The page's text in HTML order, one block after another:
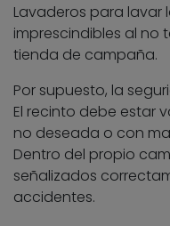
Lavaderos para lavar
imprescindibles al no
tienda de campaña.
Por supuesto, la
El recinto debe estar
no deseada o con
Dentro del propio
señalizados
accidentes.